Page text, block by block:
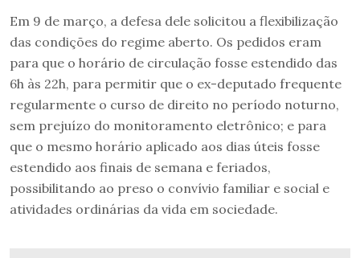
Em 9 de março, a defesa dele solicitou a flexibilização
das condições do regime aberto. Os pedidos eram
para que o horário de circulação fosse estendido das
6h às 22h, para permitir que o ex-deputado frequente
regularmente o curso de direito no período noturno,
sem prejuízo do monitoramento eletrônico; e para
que o mesmo horário aplicado aos dias úteis fosse
estendido aos finais de semana e feriados,
possibilitando ao preso o convívio familiar e social e
atividades ordinárias da vida em sociedade.